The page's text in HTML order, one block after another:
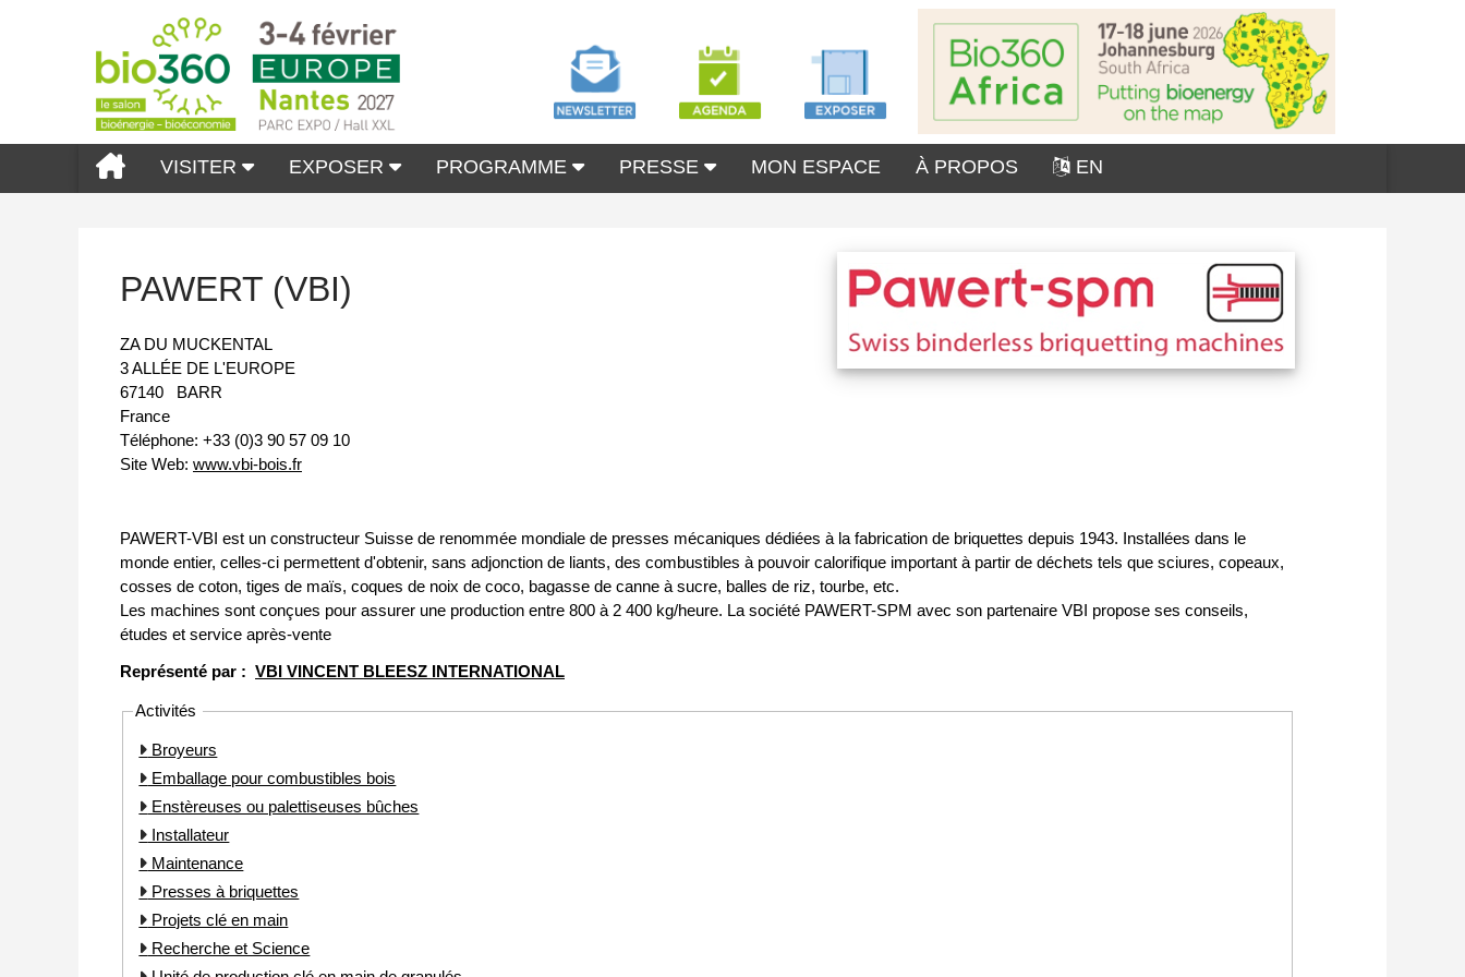
VISITER EXPOSER PROGRAMME PRESSE MON ESPACE À PROPOS EN
PAWERT (VBI)
ZA DU MUCKENTAL
3 ALLÉE DE L'EUROPE
67140
BARR
France
Téléphone: +33 (0)3 90 57 09 10
Site Web: www.vbi-bois.fr
PAWERT-VBI est un constructeur Suisse de renommée mondiale de presses mécaniques dédiées à la fabrication de briquettes depuis 1943. Installées dans le
monde entier, celles-ci permettent d'obtenir, sans adjonction de liants, des combustibles à pouvoir calorifique important à partir de déchets tels que sciures, copeaux,
cosses de coton, tiges de maïs, coques de noix de coco, bagasse de canne à sucre, balles de riz, tourbe, etc.
Les machines sont conçues pour assurer une production entre 800 à 2 400 kg/heure. La société PAWERT-SPM avec son partenaire VBI propose ses conseils,
études et service après-vente
Représenté par : VBI VINCENT BLEESZ INTERNATIONAL
Activités
Broyeurs
Emballage pour combustibles bois
Enstèreuses ou palettiseuses bûches
Installateur
Maintenance
Presses à briquettes
Projets clé en main
Recherche et Science